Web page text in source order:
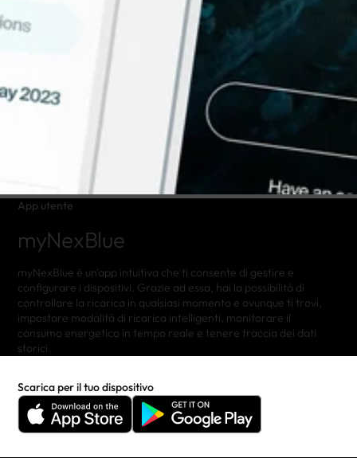
App utente
myNexBlue
myNexBlue è un'app intuitiva che ti consente di gestire e
configurare i dispositivi. Grazie ad essa, hai la possibilità di
controllare la ricarica in qualsiasi momento e ovunque ti trovi,
impostare modalità di ricarica intelligenti, monitorare il
consumo energetico in tempo reale e tenere traccia dei dati
storici.
Scarica per il tuo dispositivo